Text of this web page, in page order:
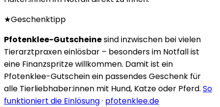
★Geschenktipp
Pfotenklee-Gutscheinesind inzwischen bei vielen
Tierarztpraxen einlösbar – besonders im Notfall ist
eine Finanzspritze willkommen. Damit ist ein
Pfotenklee-Gutschein ein passendes Geschenk für
alle Tierliebhaber:innen mit Hund, Katze oder Pferd. So
funktioniert die Einlösung· pfotenklee.de